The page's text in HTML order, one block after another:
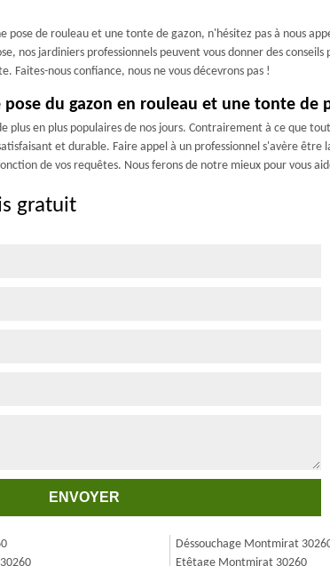
pose de rouleau et une tonte de gazon, n'hésitez pas à nous
nos jardiniers professionnels peuvent vous donner des
Faites-nous confiance, nous ne vous décevrons pas !
pose du gazon en rouleau et une tonte de
plus en plus populaires de nos jours. Contrairement à ce que
et durable. Faire appel à un professionnel s'avère
de vos requêtes. Nous ferons de notre mieux pour vous
gratuit
Déssouchage Montmirat
Etêtage Montmirat 30260